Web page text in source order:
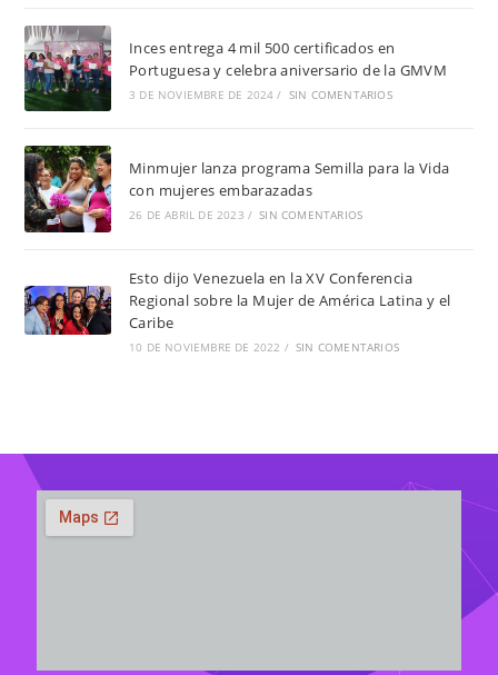
Inces entrega 4 mil 500 certificados en
Portuguesa y celebra aniversario de la GMVM
3 DE NOVIEMBRE DE 2024 / SIN COMENTARIOS
Minmujer lanza programa Semilla para la Vida
con mujeres embarazadas
26 DE ABRIL DE 2023 / SIN COMENTARIOS
Esto dijo Venezuela en la XV Conferencia
Regional sobre la Mujer de América Latina y el
Caribe
10 DE NOVIEMBRE DE 2022 / SIN COMENTARIOS